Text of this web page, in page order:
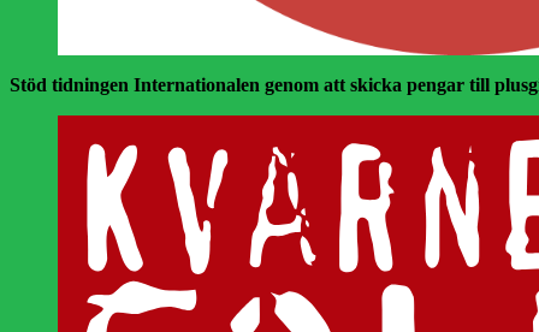
Stöd tidningen Internationalen genom att skicka pengar till